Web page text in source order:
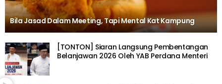
Bila Jasad Dalam Meeting, Tapi Mental Kat Kampung
[TONTON] Siaran Langsung Pembentangan
Belanjawan 2026 Oleh YAB Perdana Menteri